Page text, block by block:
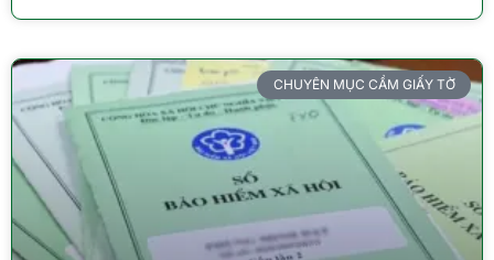
CHUYÊN MỤC CẦM GIẤY TỜ